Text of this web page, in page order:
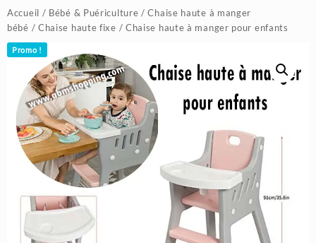
Accueil / Bébé & Puériculture /Chaise haute à manger
bébé / Chaise haute fixe / Chaise haute à manger pour enfants
Promo !